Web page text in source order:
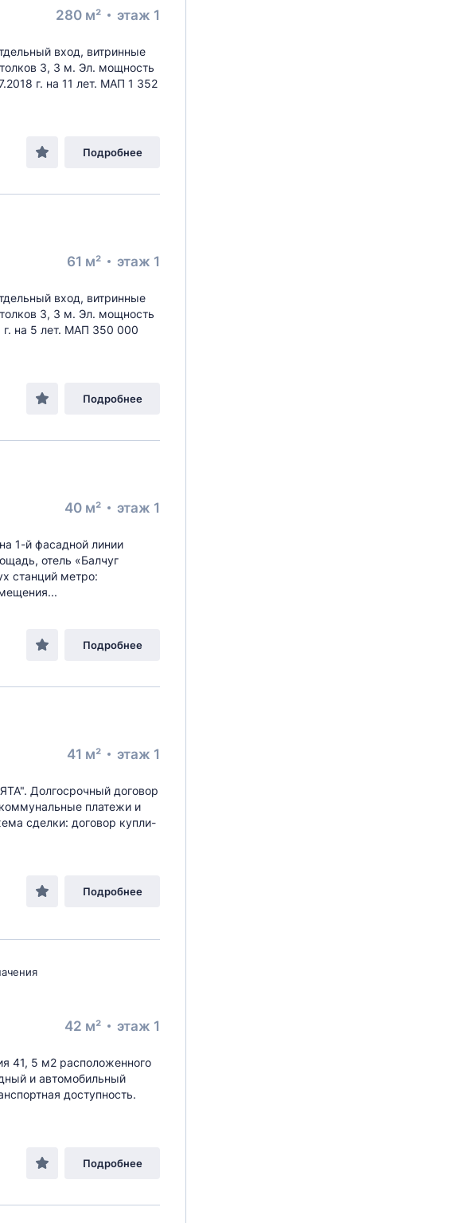
280 м² этаж 1
вход, витринные
3, 3 м. Эл. мощность
г. на 11 лет. МАП 1 352
Подробнее
61 м² этаж 1
вход, витринные
3, 3 м. Эл. мощность
г. на 5 лет. МАП 350 000
Подробнее
40 м² этаж 1
1-й фасадной линии
отель «Балчуг
станций метро:
Подробнее
41 м² этаж 1
Долгосрочный договор
платежи и
сделки: договор купли-
Подробнее
42 м² этаж 1
41, 5 м2 расположенного
и автомобильный
доступность.
Подробнее